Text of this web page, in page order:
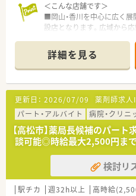
＜こんな店舗です＞
■岡山・香川を中心に広く
設店となります。広域から
■大手チェーンならではの福
お仕事しやすい環境です。
■広域からの処方箋に対応
ち着いており、ゆったりと
〈会社の特徴〉
■中四国に200店舗以上展開
に増加中で成長性がある企業
■近年、関西方面にも店舗展
■ドラッグストア併設調剤薬
■店舗拡大に伴いキャリア
頑張り次第で高給与も可能！
■日用品から医薬品・化粧品
らせる嬉しいメリットもたく
詳細を見る
更新日： 2026/07/09 薬剤師求人
パート・アルバイト
病院・クリニ
【高松市】薬局長候補のパー
談可能◎時給最大2,500円まで
検討リ
駅チカ 週32h以上 高時給